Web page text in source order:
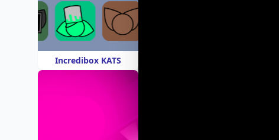
Incredibox KATS